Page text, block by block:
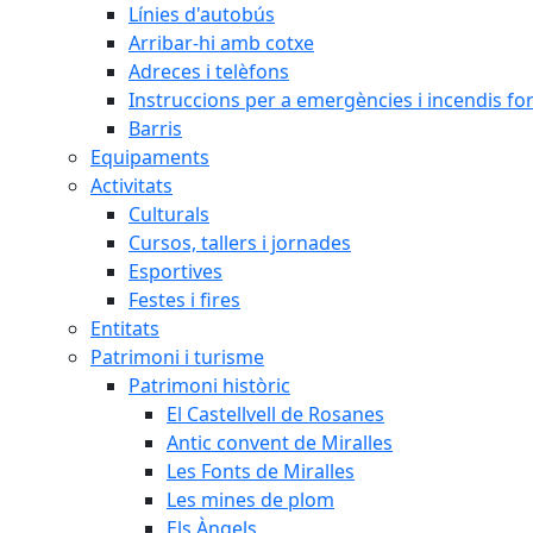
Línies d'autobús
Arribar-hi amb cotxe
Adreces i telèfons
Instruccions per a emergències i incendis
Barris
Equipaments
Activitats
Culturals
Cursos, tallers i jornades
Esportives
Festes i fires
Entitats
Patrimoni i turisme
Patrimoni històric
El Castellvell de Rosanes
Antic convent de Miralles
Les Fonts de Miralles
Les mines de plom